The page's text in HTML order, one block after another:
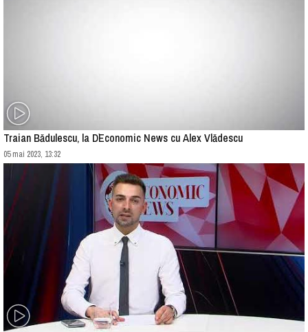
Traian Bădulescu, la D`Economic News cu Alex Vlădescu
05 mai 2023, 13:32